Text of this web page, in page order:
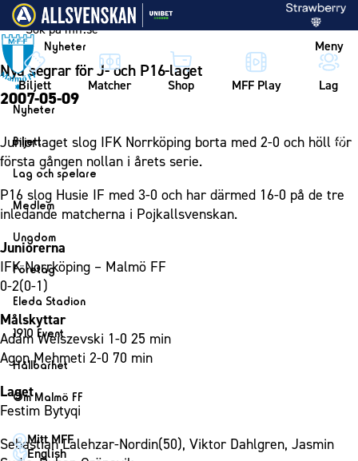
Vidare till innehållet
Nyheter Meny
Biljett Matcher Shop MFF Play Lag
Nyheter
Nyheter
Kalender
Biljett
Biljett
Årskort herr
Årskort dam
Mitt MFF
Biljetter till bortamatcher
Biljettvillkor
Lag och spelare
Lag
Herrlaget
Spelare
Ledarstab
Damlaget
Spelare
Ledarstab
Medlem
Medlemskap i Malmö FF
Årsmöte 2026
Ungdom
MFF Ungdom
Sommarfotboll
Skånecupen
Fotbollsskolan
Fotbollsnätverket
P19
F19
P17
Företag
Bli företagspartner
Nätverket
Klubbstolar
Partner dam
Eleda Stadion
Eleda Stadion
Erics Bar & Restaurang
MFF-museet & rundvandringar
1910 Event
1910 Event
Fest & Event
Konferens
Möte
Hållbarhet
Hållbarhet
Himmelsblå framtid – en match för miljön
MFF i samhället
Om Malmö FF
Om Malmö FF
Kontakt
Mitt MFF
English
Nya segrar för J- och P16-laget
2007-05-09
Juniorlaget slog IFK Norrköping borta med 2-0 och höll för
första gången nollan i årets serie.
P16 slog Husie IF med 3-0 och har därmed 16-0 på de tre
inledande matcherna i Pojkallsvenskan.
Juniorerna
IFK Norrköping – Malmö FF
0-2(0-1)
Målskyttar
Adam Weiszevski 1-0 25 min
Agon Mehmeti 2-0 70 min
Laget
Festim Bytyqi
Sebastian Lalehzar-Nordin(50), Viktor Dahlgren, Jasmin